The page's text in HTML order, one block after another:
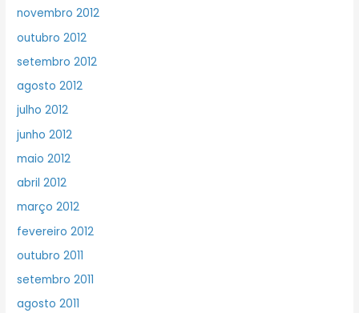
novembro 2012
outubro 2012
setembro 2012
agosto 2012
julho 2012
junho 2012
maio 2012
abril 2012
março 2012
fevereiro 2012
outubro 2011
setembro 2011
agosto 2011